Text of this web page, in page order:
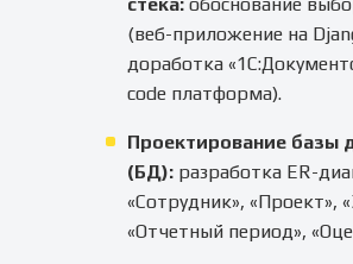
(веб-приложение на
доработка
code платформа).
Проектирование базы
(БД): разработка ER-
«Сотрудник», «Проект»,
«Отчетный период»,